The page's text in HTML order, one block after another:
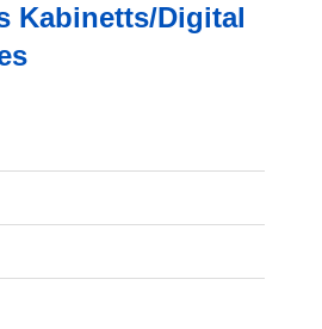
Kabinetts/Digital